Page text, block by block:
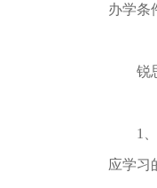
办学条
锐思
1、想
应学习